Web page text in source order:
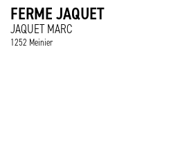
FERME JAQUET
JAQUET MARC
1252 Meinier